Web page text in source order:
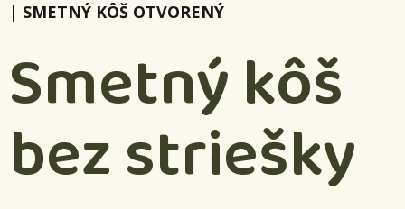
| SMETNÝ KÔŠ OTVORENÝ
Smetný kôš
bez striešky